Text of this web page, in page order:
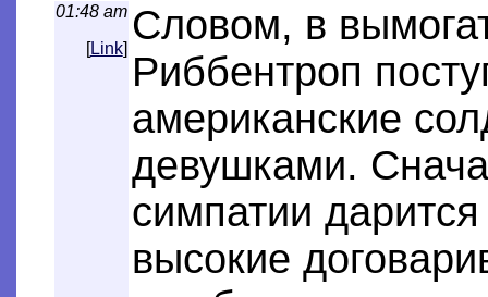
01:48 am
[Link]
Словом, в
Риббентроп
американские
девушками.
симпатии
высокие